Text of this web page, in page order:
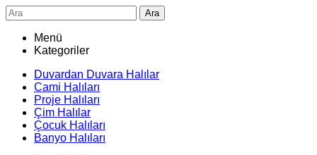
Ara
Menü
Kategoriler
Duvardan Duvara Halılar
Cami Halıları
Proje Halıları
Çim Halılar
Çocuk Halıları
Banyo Halıları